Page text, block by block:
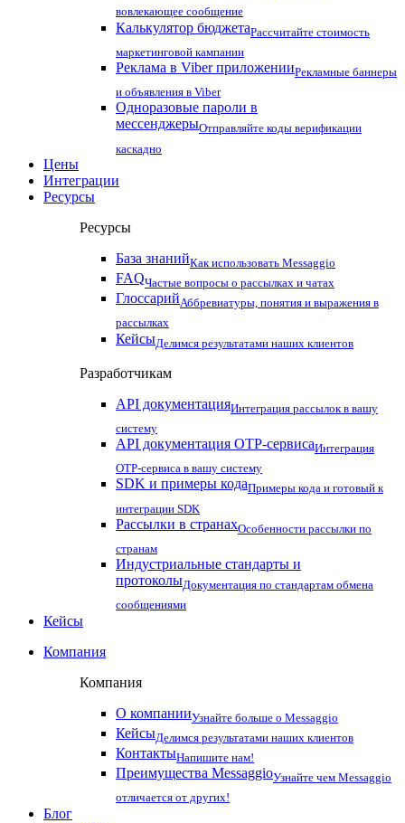
вовлекающее сообщение
Калькулятор бюджетаРассчитайте стоимость
маркетинговой кампании
Реклама в Viber приложенииРекламные баннеры
и объявления в Viber
Одноразовые пароли в
мессенджерыОтправляйте коды верификации
каскадно
Цены
Интеграции
Ресурсы
Ресурсы
База знанийКак использовать Messaggio
FAQЧастые вопросы о рассылках и чатах
ГлоссарийАббревиатуры, понятия и выражения в
рассылках
КейсыДелимся результатами наших клиентов
Разработчикам
API документацияИнтеграция рассылок в вашу
систему
API документация OTP-сервисаИнтеграция
OTP-сервиса в вашу систему
SDK и примеры кодаПримеры кода и готовый к
интеграции SDK
Рассылки в странахОсобенности рассылки по
странам
Индустриальные стандарты и
протоколыДокументация по стандартам обмена
сообщениями
Кейсы
Компания
Компания
О компанииУзнайте больше о Messaggio
КейсыДелимся результатами наших клиентов
КонтактыНапишите нам!
Преимущества MessaggioУзнайте чем Messaggio
отличается от других!
Блог